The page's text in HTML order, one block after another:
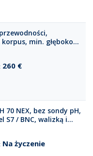
min. głębokość
1 m BNC +
260 €
70 NEX, bez sondy pH,
/ BNC, walizką i
Na życzenie